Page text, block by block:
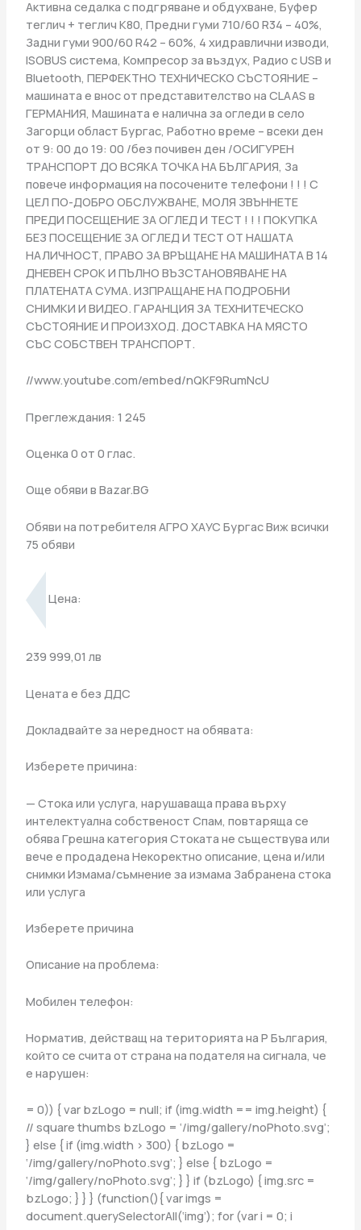
Активна седалка с подгряване и обдухване, Буфер
теглич + теглич К80, Предни гуми 710/60 R34 – 40%,
Задни гуми 900/60 R42 – 60%, 4 хидравлични изводи,
ISOBUS система, Компресор за въздух, Радио с USB и
Bluetooth, ПЕРФЕКТНО ТЕХНИЧЕСКО СЪСТОЯНИЕ –
машината е внос от представителство на CLAAS в
ГЕРМАНИЯ, Машината е налична за огледи в село
Загорци област Бургас, Работно време – всеки ден
от 9: 00 до 19: 00 /без почивен ден /ОСИГУРЕН
ТРАНСПОРТ ДО ВСЯКА ТОЧКА НА БЪЛГАРИЯ, За
повече информация на посочените телефони ! ! ! С
ЦЕЛ ПО-ДОБРО ОБСЛУЖВАНЕ, МОЛЯ ЗВЪННЕТЕ
ПРЕДИ ПОСЕЩЕНИЕ ЗА ОГЛЕД И ТЕСТ ! ! ! ПОКУПКА
БЕЗ ПОСЕЩЕНИЕ ЗА ОГЛЕД И ТЕСТ ОТ НАШАТА
НАЛИЧНОСТ, ПРАВО ЗА ВРЪЩАНЕ НА МАШИНАТА В 14
ДНЕВЕН СРОК И ПЪЛНО ВЪЗСТАНОВЯВАНЕ НА
ПЛАТЕНАТА СУМА. ИЗПРАЩАНЕ НА ПОДРОБНИ
СНИМКИ И ВИДЕО. ГАРАНЦИЯ ЗА ТЕХНИТЕЧЕСКО
СЪСТОЯНИЕ И ПРОИЗХОД. ДОСТАВКА НА МЯСТО
СЪС СОБСТВЕН ТРАНСПОРТ.
//www.youtube.com/embed/nQKF9RumNcU
Преглеждания: 1 245
Оценка 0 от 0 глас.
Още обяви в Bazar.BG
Обяви на потребителя АГРО ХАУС Бургас Виж всички
75 обяви
Цена:
239 999,01 лв
Цената е без ДДС
Докладвайте за нередност на обявата:
Изберете причина:
— Стока или услуга, нарушаваща права върху
интелектуална собственост Спам, повтаряща се
обява Грешна категория Стоката не съществува или
вече е продадена Некоректно описание, цена и/или
снимки Измама/съмнение за измама Забранена стока
или услуга
Изберете причина
Описание на проблема:
Мобилен телефон:
Норматив, действащ на територията на Р България,
който се счита от страна на подателя на сигнала, че
е нарушен:
= 0)) { var bzLogo = null; if (img.width == img.height) {
// square thumbs bzLogo = ‘/img/gallery/noPhoto.svg’;
} else { if (img.width > 300) { bzLogo =
‘/img/gallery/noPhoto.svg’; } else { bzLogo =
‘/img/gallery/noPhoto.svg’; } } if (bzLogo) { img.src =
bzLogo; } } } (function(){ var imgs =
document.querySelectorAll(‘img’); for (var i = 0; i